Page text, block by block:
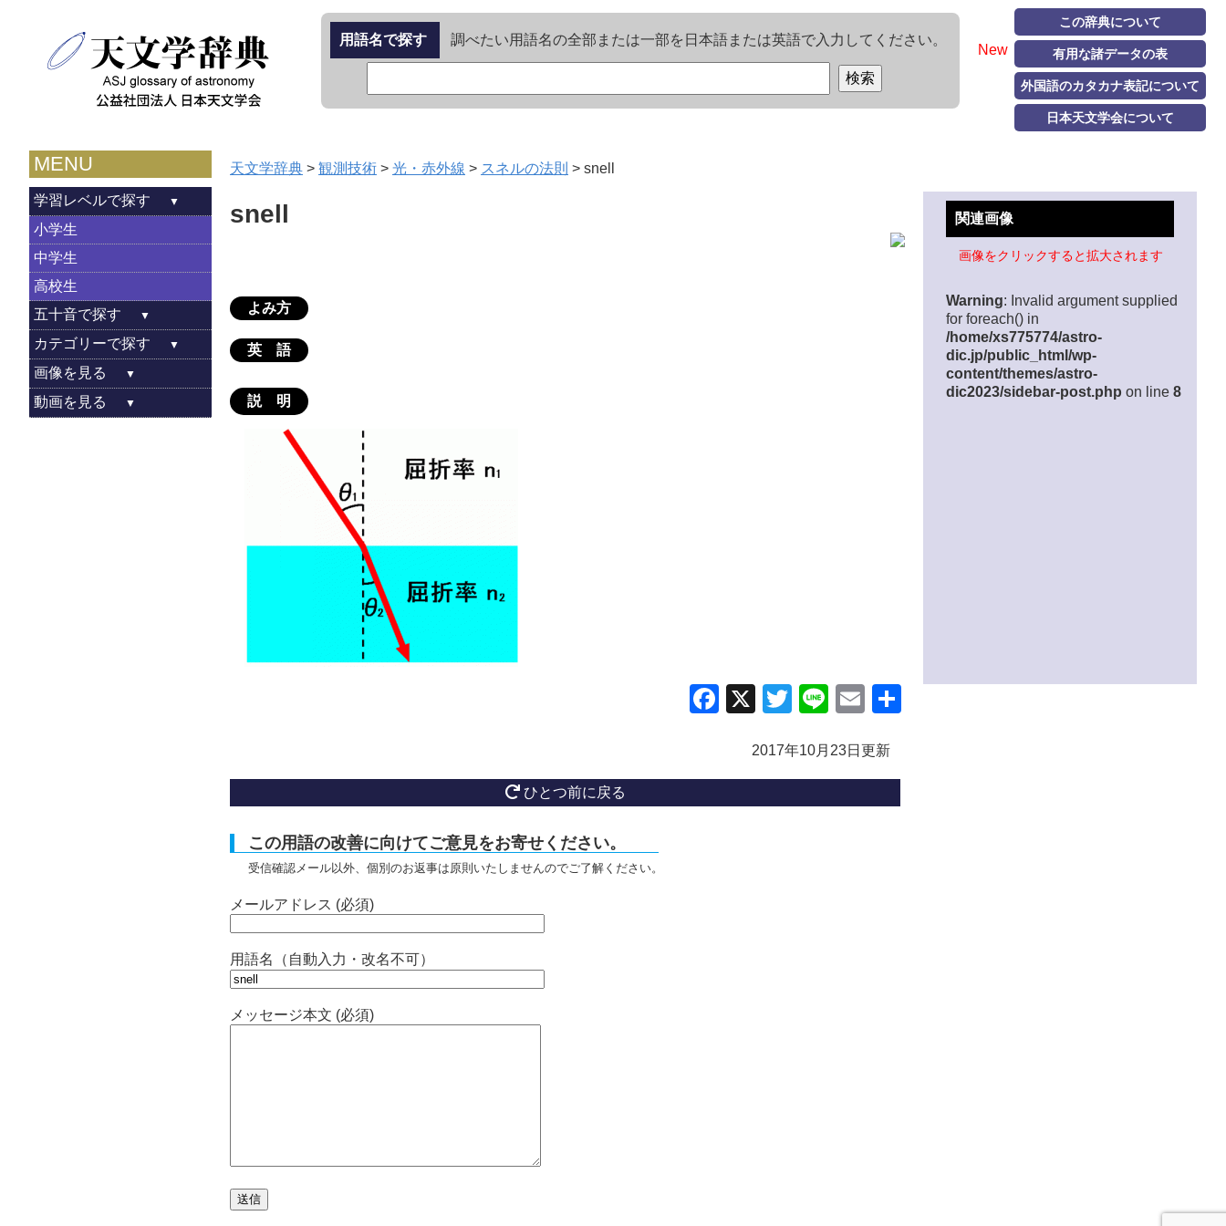
New
この辞典について
有用な諸データの表
外国語のカタカナ表記について
日本天文学会について
用語名で探す 調べたい用語名の全部または一部を日本語または英語で入力してください。
MENU
学習レベルで探す
小学生
中学生
高校生
五十音で探す
カテゴリーで探す
画像を見る
動画を見る
天文学辞典 > 観測技術 > 光・赤外線 > スネルの法則 > snell
snell
よみ方
英 語
説 明
Facebook
X TwitterLineEmail
2017年10月23日更新
ひとつ前に戻る
この用語の改善に向けてご意見をお寄せください。
受信確認メール以外、個別のお返事は原則いたしませんのでご了解ください。
メールアドレス (必須)
用語名（自動入力・改名不可）
メッセージ本文 (必須)
関連画像
画像をクリックすると拡大されます
Warning: Invalid argument supplied
for foreach() in
/home/xs775774/astro-
dic.jp/public_html/wp-
content/themes/astro-
dic2023/sidebar-post.php on line 8